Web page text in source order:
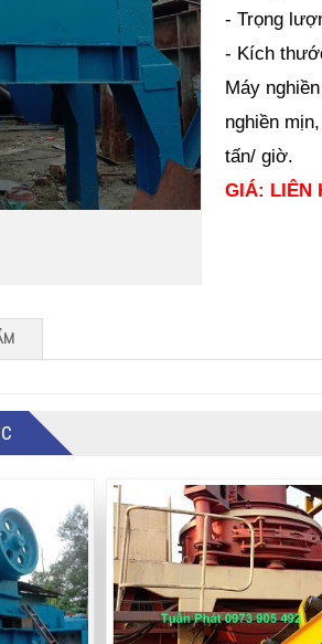
- Trọng
- Kích
Máy
nghiền
tấn/ giờ.
GIÁ: LIÊN